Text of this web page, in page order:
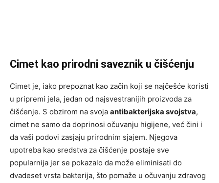
Cimet kao prirodni saveznik u čišćenju
Cimet je, iako prepoznat kao začin koji se najčešće koristi
u pripremi jela, jedan od najsvestranijih proizvoda za
čišćenje. S obzirom na svoja antibakterijska svojstva,
cimet ne samo da doprinosi očuvanju higijene, već čini i
da vaši podovi zasjaju prirodnim sjajem. Njegova
upotreba kao sredstva za čišćenje postaje sve
popularnija jer se pokazalo da može eliminisati do
dvadeset vrsta bakterija, što pomaže u očuvanju zdravog